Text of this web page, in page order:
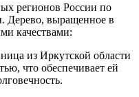
регионов России по
Дерево, выращенное в
качествами:
из Иркутской области
что обеспечивает ей